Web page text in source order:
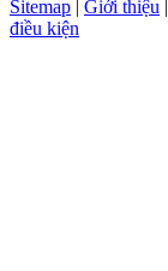
Sitemap | Giới thiệu |
điều kiện